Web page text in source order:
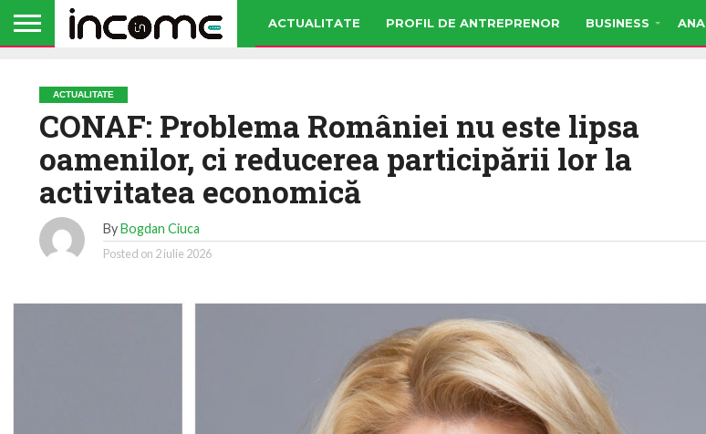
ACTUALITATE PROFIL DE ANTREPRENOR BUSINESS
ACTUALITATE
CONAF: Problema României nu este lipsa
oamenilor, ci reducerea participării lor la
activitatea economică
ByBogdan Ciuca
Posted on 2 iulie 2026